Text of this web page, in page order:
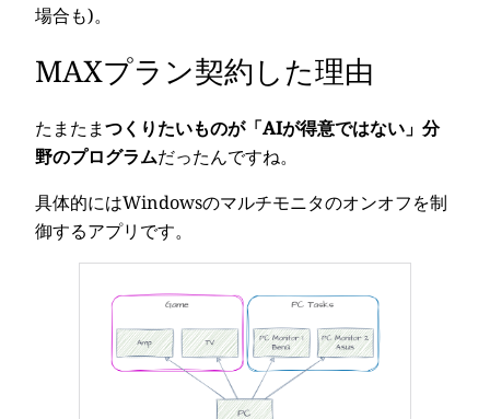
場合も)。
MAXプラン契約した理由
たまたまつくりたいものが「AIが得意ではない」分
野のプログラムだったんですね。
具体的にはWindowsのマルチモニタのオンオフを制
御するアプリです。